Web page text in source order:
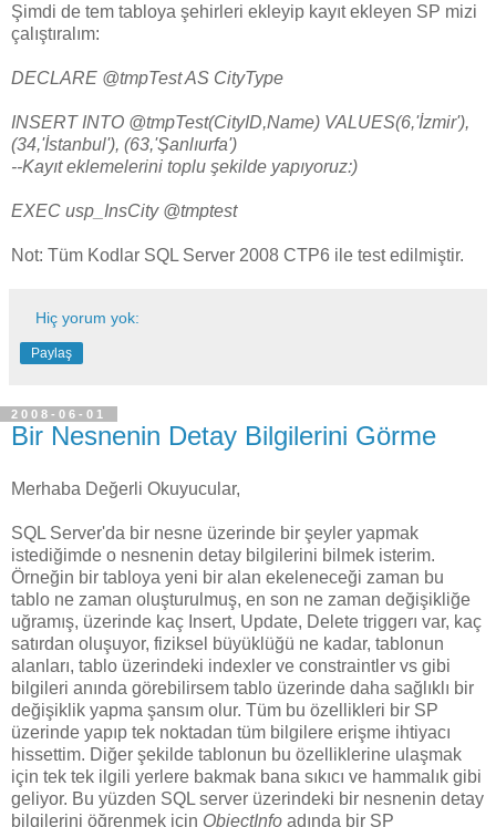
Şimdi de tem tabloya şehirleri ekleyip kayıt ekleyen SP mizi
çalıştıralım:
DECLARE @tmpTest AS CityType
INSERT INTO @tmpTest(CityID,Name) VALUES(6,'İzmir'),
(34,'İstanbul'), (63,'Şanlıurfa')
--Kayıt eklemelerini toplu şekilde yapıyoruz:)
EXEC usp_InsCity @tmptest
Not: Tüm Kodlar SQL Server 2008 CTP6 ile test edilmiştir.
Hiç yorum yok:
Paylaş
2008-06-01
Bir Nesnenin Detay Bilgilerini Görme
Merhaba Değerli Okuyucular,
SQL Server'da bir nesne üzerinde bir şeyler yapmak
istediğimde o nesnenin detay bilgilerini bilmek isterim.
Örneğin bir tabloya yeni bir alan ekeleneceği zaman bu
tablo ne zaman oluşturulmuş, en son ne zaman değişikliğe
uğramış, üzerinde kaç Insert, Update, Delete triggerı var, kaç
satırdan oluşuyor, fiziksel büyüklüğü ne kadar, tablonun
alanları, tablo üzerindeki indexler ve constraintler vs gibi
bilgileri anında görebilirsem tablo üzerinde daha sağlıklı bir
değişiklik yapma şansım olur. Tüm bu özellikleri bir SP
üzerinde yapıp tek noktadan tüm bilgilere erişme ihtiyacı
hissettim. Diğer şekilde tablonun bu özelliklerine ulaşmak
için tek tek ilgili yerlere bakmak bana sıkıcı ve hammalık gibi
geliyor. Bu yüzden SQL server üzerindeki bir nesnenin detay
bilgilerini öğrenmek için ObjectInfo adında bir SP